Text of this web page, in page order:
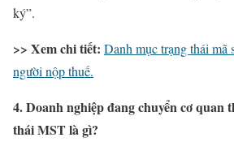
ký”.
>> Xem chi tiết: Danh mục trạng thái mã
người nộp thuế.
4. Doanh nghiệp đang chuyển cơ quan
thái MST là gì?